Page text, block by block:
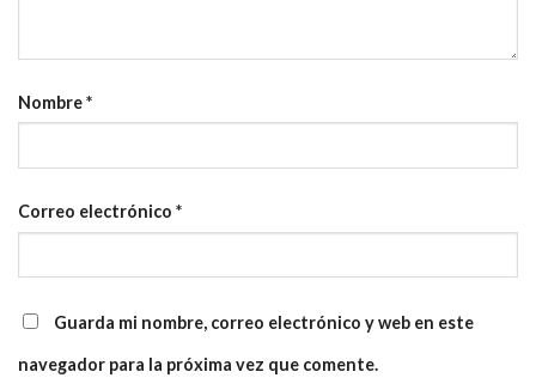
Nombre*
Correo electrónico *
Guarda mi nombre, correo electrónico y web en este
navegador para la próxima vez que comente.